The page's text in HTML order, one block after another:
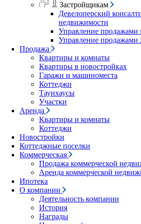
Застройщикам
Девелоперский
недвижимости
Управление продажами
Управление продажами
Продажа
Квартиры и комнаты
Квартиры в новостройках
Гаражи и машиноместа
Коттеджи
Таунхаусы
Участки
Аренда
Квартиры и комнаты
Коттеджи
Новостройки
Коттеджные поселки
Коммерческая
Продажа коммерческой
Аренда коммерческой
Ипотека
О компании
Деятельность компании
История
Награды